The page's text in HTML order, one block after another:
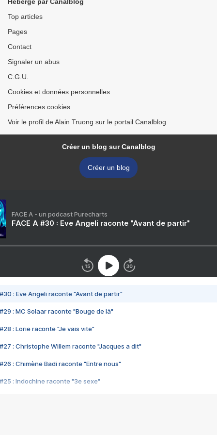
Top articles
Pages
Contact
Signaler un abus
C.G.U.
Cookies et données personnelles
Préférences cookies
Voir le profil de Alain Truong sur le portail Canalblog
Créer un blog sur Canalblog
Créer un blog
FACE A - un podcast Purecharts
FACE A #30 : Eve Angeli raconte "Avant de partir"
#30 : Eve Angeli raconte "Avant de partir"
#29 : MC Solaar raconte "Bouge de là"
#28 : Lorie raconte "Je vais vite"
#27 : Christophe Willem raconte "Jacques a dit"
#26 : Chimène Badi raconte "Entre nous"
#25 : Indochine raconte "3e sexe"